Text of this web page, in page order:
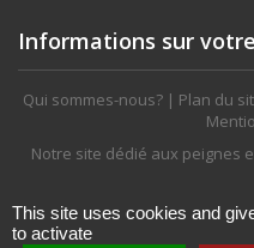
Informations sur
Qui sommes-nous? | Plan du
Notre site dédié aux peignes
This site uses cookies and
to activate